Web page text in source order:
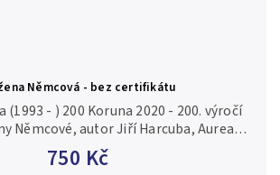
Němcová - bez certifikátu
750 Kč
(1993 - ) 200 Koruna 2020 - 200. výročí
Němcové, autor Jiří Harcuba, Aurea
certifikátu, běžná kvalita Ag 0,925,